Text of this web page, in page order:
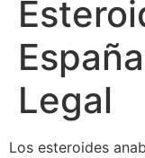
Legal
Los esteroides